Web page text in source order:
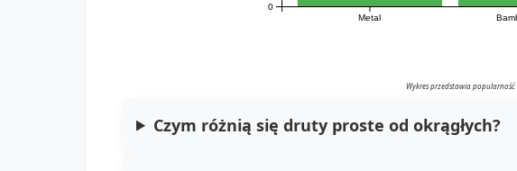
Metal
0
Wykres przedstawia
Czym różnią się druty proste od okrągłych?